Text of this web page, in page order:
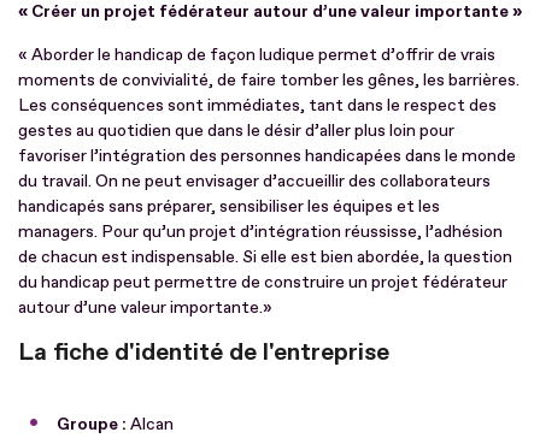
« Créer un projet fédérateur autour d’une valeur importante »
« Aborder le handicap de façon ludique permet d’offrir de vrais
moments de convivialité, de faire tomber les gênes, les barrières.
Les conséquences sont immédiates, tant dans le respect des
gestes au quotidien que dans le désir d’aller plus loin pour
favoriser l’intégration des personnes handicapées dans le monde
du travail. On ne peut envisager d’accueillir des collaborateurs
handicapés sans préparer, sensibiliser les équipes et les
managers. Pour qu’un projet d’intégration réussisse, l’adhésion
de chacun est indispensable. Si elle est bien abordée, la question
du handicap peut permettre de construire un projet fédérateur
autour d’une valeur importante.»
La fiche d'identité de l'entreprise
Groupe : Alcan